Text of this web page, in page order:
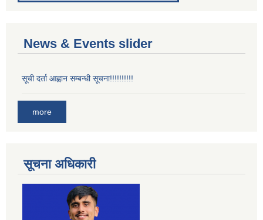
News & Events slider
सूची दर्ता आह्वान सम्बन्धी सूचना!!!!!!!!!!
more
सूचना अधिकारी